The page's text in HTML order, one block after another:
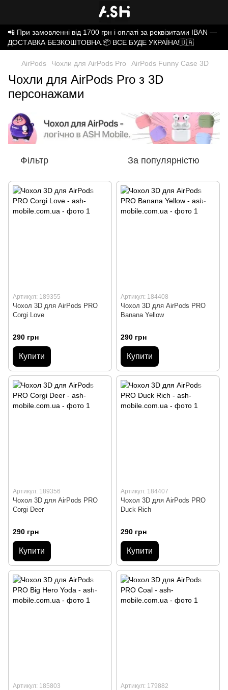
📲 При замовленні від 1700 грн і оплаті за реквізитами IBAN —
ДОСТАВКА БЕЗКОШТОВНА.📦 ВСЕ БУДЕ УКРАЇНА!🇺🇦
AirPods Чохли для AirPods Pro AirPods Funny Case 3D
Чохли для AirPods Pro з 3D
персонажами
Фільтр За популярністю
Артикул: 189355
Чохол 3D для AirPods PRO
Corgi Love
290 грн
Купити
Артикул: 184408
Чохол 3D для AirPods PRO
Banana Yellow
290 грн
Купити
Артикул: 189356
Чохол 3D для AirPods PRO
Corgi Deer
290 грн
Купити
Артикул: 184407
Чохол 3D для AirPods PRO
Duck Rich
290 грн
Купити
Артикул: 185803 Артикул: 179882